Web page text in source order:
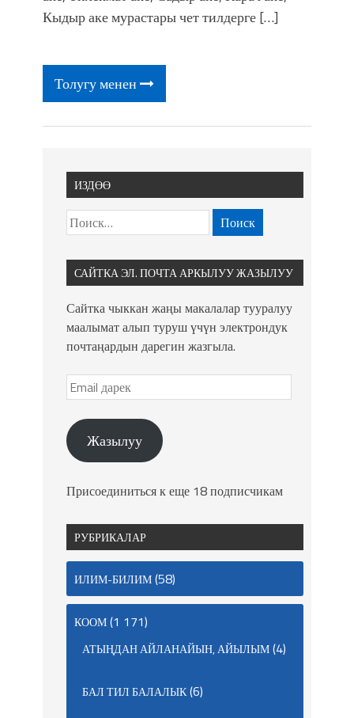
Park'ка 30 миң адам чогулду
Кыдыр аке мурастары чет тилдерге […]
Толугу менен
ИЗДӨӨ
САЙТКА ЭЛ. ПОЧТА АРКЫЛУУ ЖАЗЫЛУУ
Сайтка чыккан жаңы макалалар тууралуу
маалымат алып туруш үчүн электрондук
почтаңардын дарегин жазгыла.
Жазылуу
Присоединиться к еще 18 подписчикам
РУБРИКАЛАР
ИЛИМ-БИЛИМ(58)
КООМ(1 171)
АТЫҢДАН АЙЛАНАЙЫН, АЙЫЛЫМ(4)
БАЛ ТИЛ БАЛАЛЫК(6)